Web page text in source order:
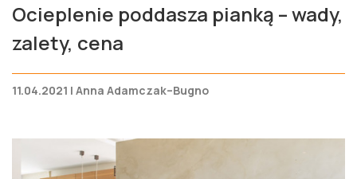
Ocieplenie poddasza pianką – wady,
zalety, cena
11.04.2021 | Anna Adamczak–Bugno